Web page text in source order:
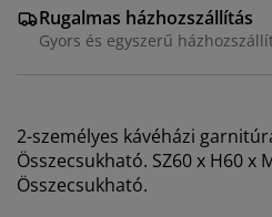
Rugalmas házhozszállítás
Gyors és egyszerű
2-személyes kávéházi
Összecsukható. SZ60 x H60 x
Összecsukható.
A JYSK-nél sütiket és
releváns marketing érdekében.
Marketing sütik elfogadásakor